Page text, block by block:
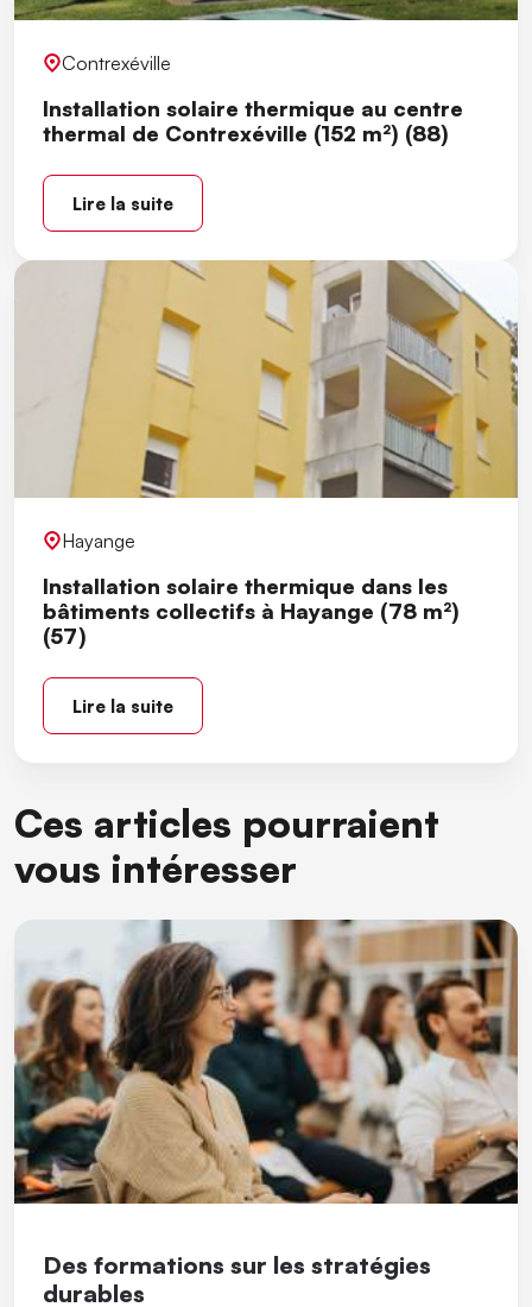
Contrexéville
Installation solaire thermique au centre
thermal de Contrexéville (152 m²) (88)
Lire la suite
Hayange
Installation solaire thermique dans les
bâtiments collectifs à Hayange (78 m²)
(57)
Lire la suite
Ces articles pourraient
vous intéresser
Des formations sur les stratégies
durables